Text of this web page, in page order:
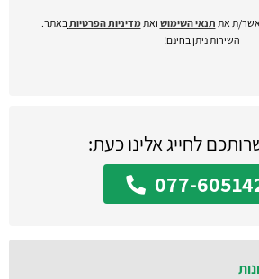
ת את תנאי השימוש ואתמדיניות הפרטיות באתר.
השירות ניתן בחינם!
לחייג אלינו כעת:
077-